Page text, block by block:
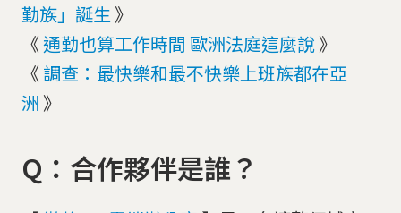
勤族」誕生 》
《通勤也算工作時間 歐洲法庭這麼說》
《 調查：最快樂和最不快樂上班族都在亞
洲 》
Q：合作夥伴是誰？